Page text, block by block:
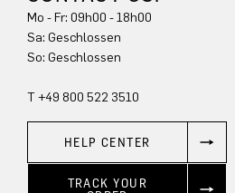
Mo - Fr: 09h00 - 18h00
Sa: Geschlossen
So: Geschlossen
T +49 800 522 3510
HELP CENTER
TRACK YOUR